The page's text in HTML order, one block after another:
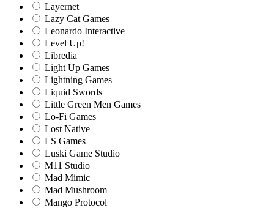
Layernet
Lazy Cat Games
Leonardo Interactive
Level Up!
Libredia
Light Up Games
Lightning Games
Liquid Swords
Little Green Men Games
Lo-Fi Games
Lost Native
LS Games
Luski Game Studio
M11 Studio
Mad Mimic
Mad Mushroom
Mango Protocol